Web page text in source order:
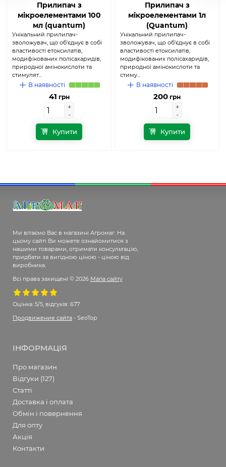
Прилипач з
мікроелементами 100
мл (quantum)
Унікальний прилипач-
зволожувач, що об'єднує в собі
властивості етоксилатів,
модифікованих полісахаридів,
природної амінокислоти та
стимулят...
В наявності
41 грн
+
-
+
-
Купити
Прилипач з
мікроелементами 1л
(Quantum)
Унікальний прилипач-
зволожувач, що об'єднує в собі
властивості етоксилатів,
модифікованих полісахаридів,
природної амінокислоти та
стиму...
В наявності
200 грн
+
-
+
-
Купити
Ми вітаємо Вас в магазині Агромаг. На
цьому сайті Ви можете ознайомитися з
нашими товарами, отримати консультацію,
придбати за вигідною ціною - ціною від
виробника.
Всі права захищені © 2026 Мапа сайту
Оцінка: 5/5, відгуків: 677
Продвижение сайта - SeoTop
ІНФОРМАЦІЯ
Про магазин
Відгуки (127)
Статті
Доставка і оплата
Обмін і повернення
Для опту
Акція
Контакти